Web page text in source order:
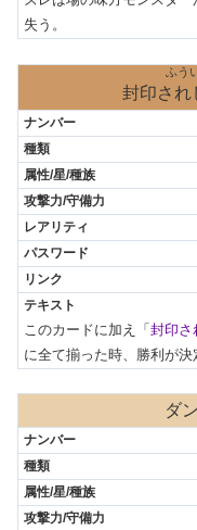
失う。
ふう
封印され
このカードに加え「 封印さ
に全て揃った時、勝利が決
ダ